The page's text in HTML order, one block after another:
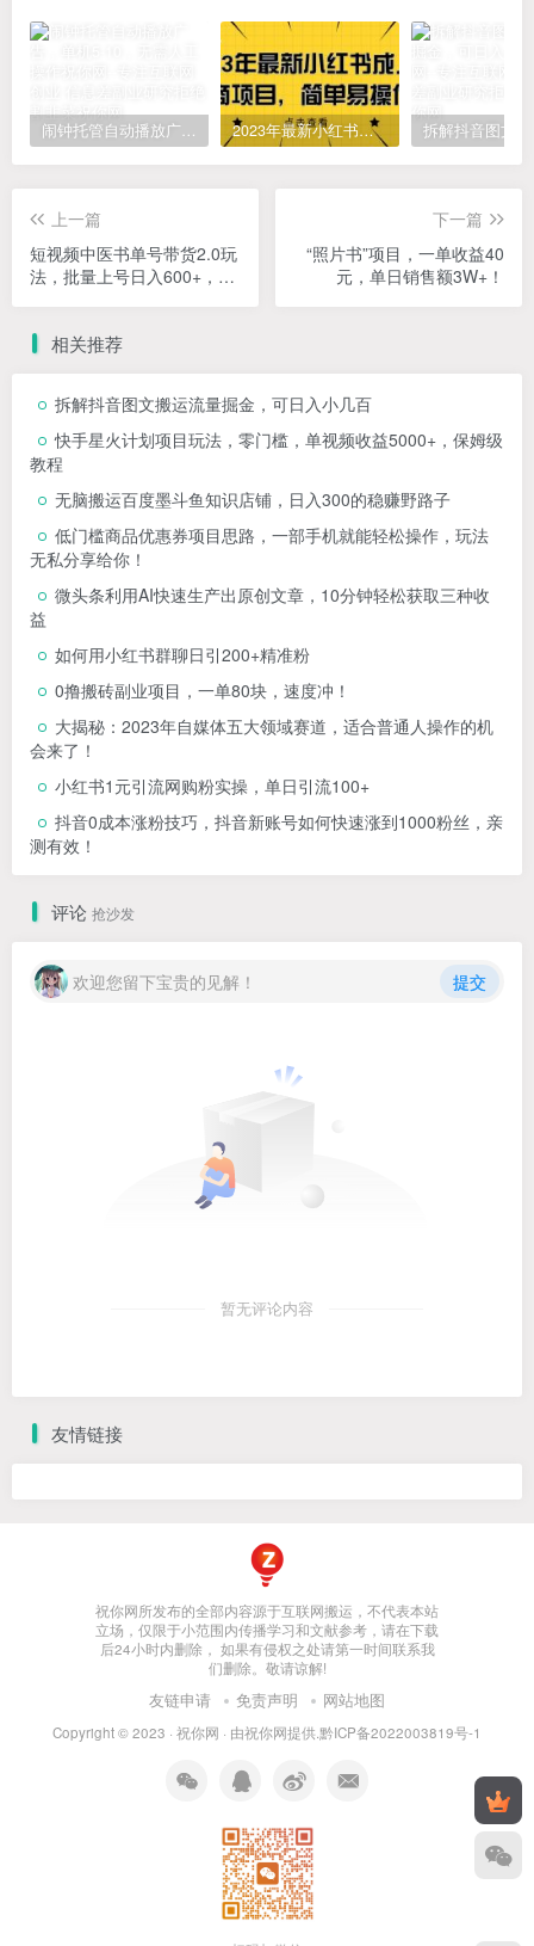
闹钟托管自动播放广告，单机5-10，无需人工操作 2023年最新小红书成人电商项目，简单易操作【详细教程】
上一篇
短视频中医书单号带货2.0玩
法，批量上号日入600+，思
下一篇
“照片书”项目，一单收益40
元，单日销售额3W+！
相关推荐
拆解抖音图文搬运流量掘金，可日入小几百
快手星火计划项目玩法，零门槛，单视频收益5000+，保姆级
教程
无脑搬运百度墨斗鱼知识店铺，日入300的稳赚野路子
低门槛商品优惠券项目思路，一部手机就能轻松操作，玩法
无私分享给你！
微头条利用AI快速生产出原创文章，10分钟轻松获取三种收
益
如何用小红书群聊日引200+精准粉
0撸搬砖副业项目，一单80块，速度冲！
大揭秘：2023年自媒体五大领域赛道，适合普通人操作的机
会来了！
小红书1元引流网购粉实操，单日引流100+
抖音0成本涨粉技巧，抖音新账号如何快速涨到1000粉丝，亲
测有效！
评论 抢沙发
欢迎您留下宝贵的见解！ 提交
暂无评论内容
友情链接
祝你网所发布的全部内容源于互联网搬运，不代表本站
立场，仅限于小范围内传播学习和文献参考，请在下载
后24小时内删除， 如果有侵权之处请第一时间联系我
们删除。敬请谅解!
友链申请 免责声明 网站地图
Copyright © 2023 · 祝你网 · 由祝你网提供.黔ICP备2022003819号-1